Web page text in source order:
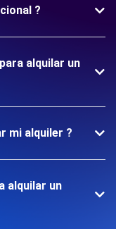
?
alquilar un
mi alquiler ?
alquilar un